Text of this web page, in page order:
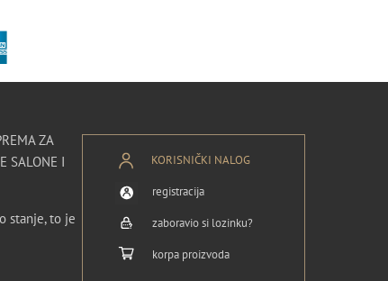
ZA
SALONE I
stanje, to je
KORISNIČKI NALOG
registracija
zaboravio si lozinku?
korpa proizvoda